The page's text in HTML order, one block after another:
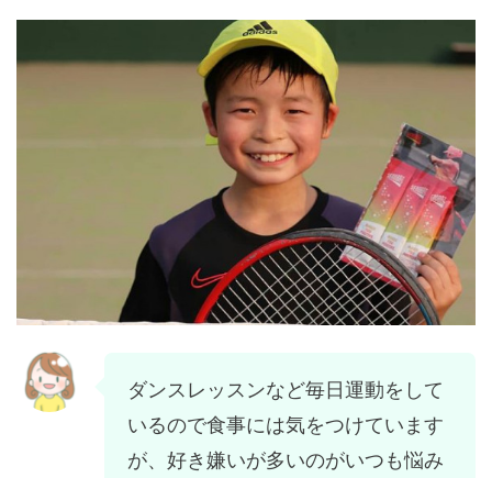
ダンスレッスンなど毎日運動をして
いるので食事には気をつけています
が、好き嫌いが多いのがいつも悩み